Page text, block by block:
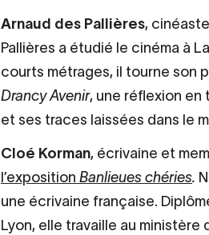
Arnaud des Pallières,
Pallières a étudié le cinéma à
courts métrages, il tourne son
Drancy Avenir, une réflexion
et ses traces laissées dans le
Cloé Korman, écrivaine et
l’exposition Banlieues chéries.
une écrivaine française.
Lyon, elle travaille au ministère